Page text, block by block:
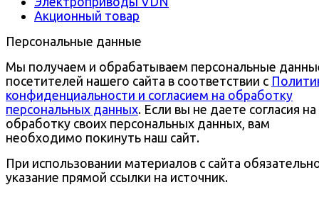
Акционный товар
Персональные данные
Мы получаем и обрабатываем персональные
посетителей нашего сайта в соответствии с
конфиденциальности и согласием на обработку
персональных данных. Если вы не даете согласия на
обработку своих персональных данных, вам
необходимо покинуть наш сайт.
При использовании материалов с сайта
указание прямой ссылки на источник.